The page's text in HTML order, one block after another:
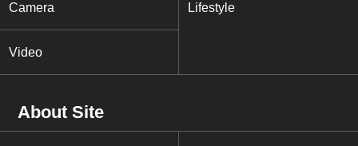
Camera Lifestyle
Video
About Site